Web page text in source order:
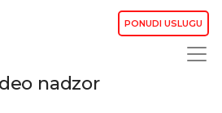
PONUDI USLUGU
nadzor